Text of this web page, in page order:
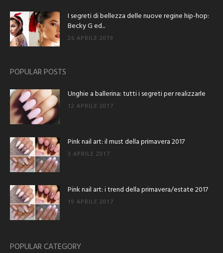
I segreti di bellezza delle nuove regine hip-hop:
Becky G ed...
26 APRILE 2019
POPULAR POSTS
Unghie a ballerina: tutti i segreti per realizzarle
12 APRILE 2017
Pink nail art: il must della primavera 2017
3 APRILE 2017
Pink nail art: i trend della primavera/estate 2017
19 APRILE 2017
POPULAR CATEGORY